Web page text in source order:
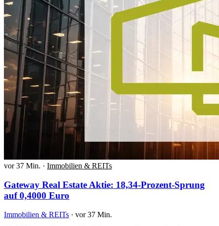
vor 37 Min. · Immobilien & REITs
Gateway Real Estate Aktie: 18,34-Prozent-Sprung
auf 0,4000 Euro
Immobilien & REITs · vor 37 Min.